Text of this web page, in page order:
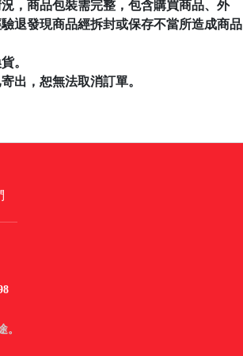
，商品包裝需完整，包含購買商品、外
退發現商品經拆封或保存不當所造成商品
。
出，恕無法取消訂單。